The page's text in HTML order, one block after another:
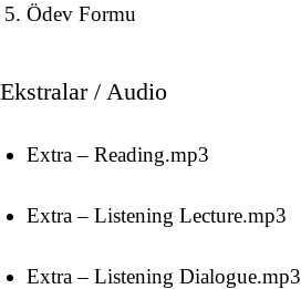
Ödev Formu
Ekstralar / Audio
Extra – Reading.mp3
Extra – Listening Lecture.mp3
Extra – Listening Dialogue.mp3